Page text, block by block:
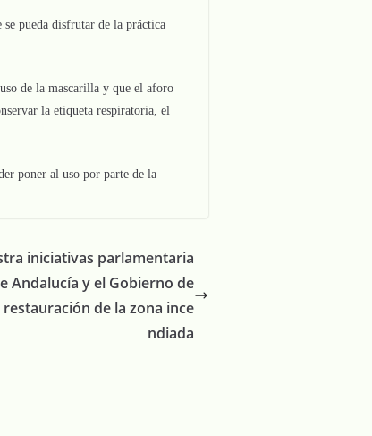
se pueda disfrutar de la práctica
de la mascarilla y que el aforo
la etiqueta respiratoria, el
poner al uso por parte de la
iniciativas parlamentaria
Andalucía y el Gobierno de
restauración de la zona ince
ndiada